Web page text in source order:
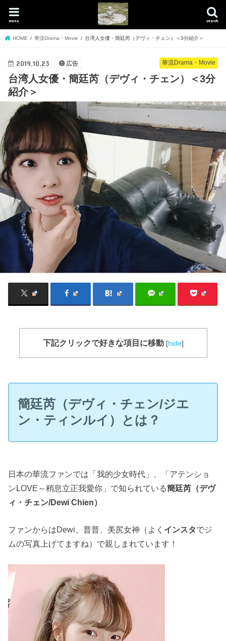
search
menu
HOME 華流Drama・Movie 台湾人女優・簡廷芮（デヴィ・チェン）＜3分紹介＞
華流Drama・Movie
2019.10.23 広告
台湾人女優・簡廷芮（デヴィ・チェン）＜3分
紹介＞
下記クリックで好きな項目に移動 [hide]
簡廷芮（デヴィ・チェン/ジエ
ン・ティンルイ）とは？
日本の華流ファンでは「我的少女時代」、「アテンショ
ンLOVE～稍息立正我愛你」で知られている簡廷芮（デヴ
ィ・チェン/Dewi Chien）
ファンからはDewi、普普、美尻女神（よく インスタでジ
ムの写真上げてますね）で親しまれています！